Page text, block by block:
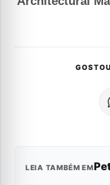
LEIA TAMBÉM EM